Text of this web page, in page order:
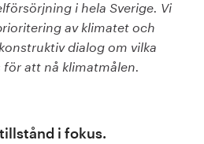
i hela Sverige. Vi
av klimatet och
dialog om vilka
för att nå klimat­målen.
i fokus.